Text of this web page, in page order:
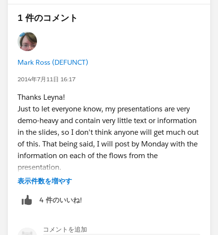
1 件のコメント
Mark Ross (DEFUNCT)
2014年7月11日 16:17
Thanks Leyna!
Just to let everyone know, my presentations are very
demo-heavy and contain very little text or information
in the slides, so I don't think anyone will get much out
of this. That being said, I will post by Monday with the
information on each of the flows from the
presentation.
表示件数を増やす
4 件のいいね!
コメントを追加